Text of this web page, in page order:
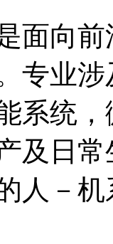
面向
专业
系统
及日
人－